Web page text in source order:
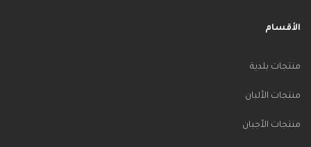
الأقسام
منتجات بلدية
منتجات الألبان
منتجات الأجبان